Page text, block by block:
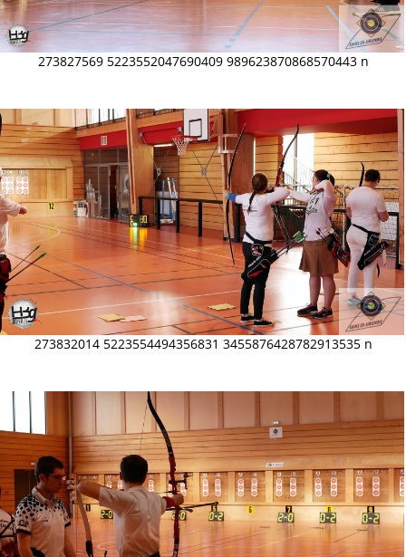
273827569 5223552047690409 989623870868570443 n
273832014 5223554494356831 3455876428782913535 n